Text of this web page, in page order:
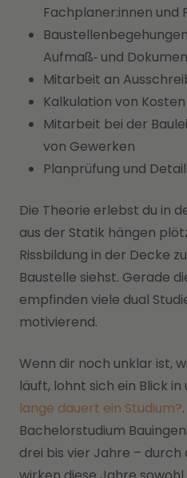
Fachplaner:innen und
Aufmaß‑ und
Mitarbeit an
Kalkulation von
Mitarbeit bei der
von Gewerken
Planprüfung und
Die Theorie erlebst du in
aus der Statik hängen
Rissbildung in der Decke
Baustelle siehst. Gerade
empfinden viele dual
motivierend.
Wenn dir noch unklar ist,
läuft, lohnt sich ein Blick
lange dauert ein Studium?
Bachelorstudium
drei bis vier Jahre –